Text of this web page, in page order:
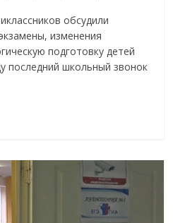
обсудили
изменения
подготовку детей
последний школьный звонок